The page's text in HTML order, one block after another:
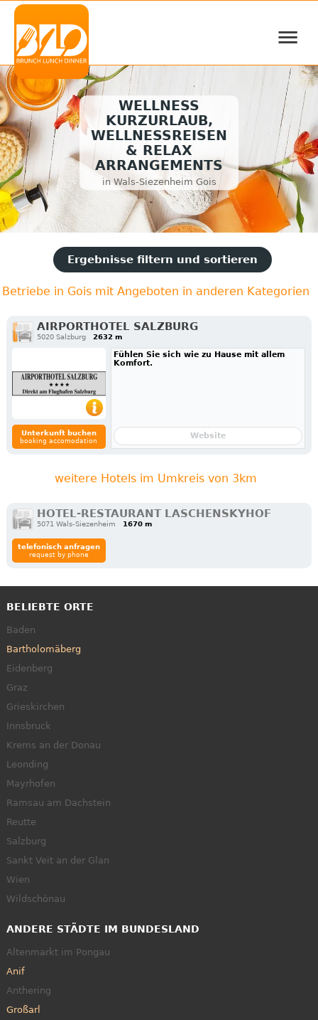
≡
WELLNESS
KURZURLAUB,
WELLNESSREISEN
& RELAX
ARRANGEMENTS
in Wals-Siezenheim Gois
Ergebnisse filtern und sortieren
Betriebe in Gois mit Angeboten in anderen Kategorien
AIRPORTHOTEL SALZBURG
5020 Salzburg 2632 m
Unterkunft buchen
booking accomodation
Fühlen Sie sich wie zu Hause mit allem
Komfort.
Website
weitere Hotels im Umkreis von 3km
HOTEL-RESTAURANT LASCHENSKYHOF
5071 Wals-Siezenheim 1670 m
telefonisch anfragen
request by phone
BELIEBTE ORTE
Baden
Bartholomäberg
Eidenberg
Graz
Grieskirchen
Innsbruck
Krems an der Donau
Leonding
Mayrhofen
Ramsau am Dachstein
Reutte
Salzburg
Sankt Veit an der Glan
Wien
Wildschönau
ANDERE STÄDTE IM BUNDESLAND
Altenmarkt im Pongau
Anif
Anthering
Großarl